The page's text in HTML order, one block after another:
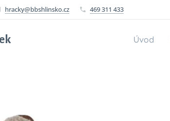
hracky@bbshlinsko.cz 469 311 433
Úvod